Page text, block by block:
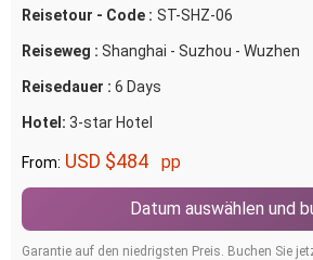
Reisetour - Code : ST-SHZ-06
Reiseweg : Shanghai - Suzhou - Wuzhen
Reisedauer : 6 Days
Hotel: 3-star Hotel
From: USD $484 pp
Datum auswählen und
Garantie auf den niedrigsten Preis. Buchen Sie